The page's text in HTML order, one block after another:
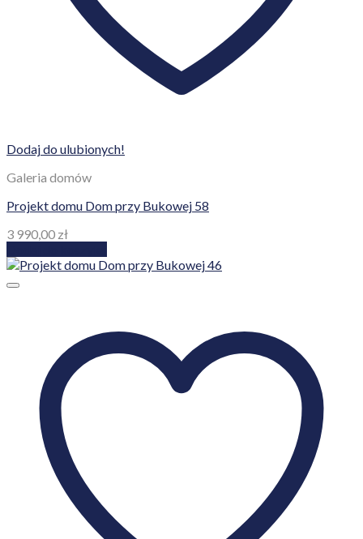
Dodaj do ulubionych!
Galeria domów
Projekt domu Dom przy Bukowej 58
3 990,00 zł